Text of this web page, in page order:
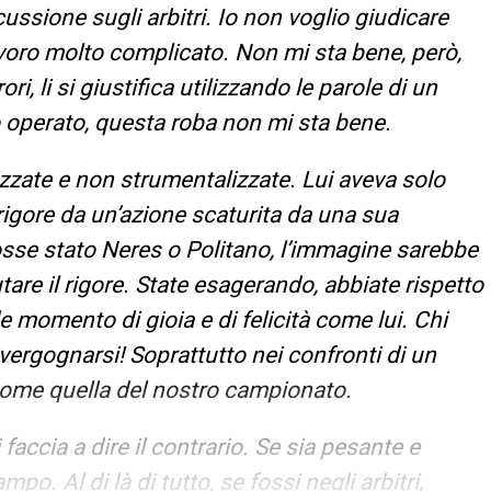
sugli arbitri. Io non voglio giudicare
molto complicato. Non mi sta bene, però,
li si giustifica utilizzando le parole di un
questa roba non mi sta bene.
e non strumentalizzate. Lui aveva solo
da un’azione scaturita da una sua
stato Neres o Politano, l’immagine sarebbe
il rigore. State esagerando, abbiate rispetto
momento di gioia e di felicità come lui. Chi
Soprattutto nei confronti di un
quella del nostro campionato.
a dire il contrario. Se sia pesante e
Al di là di tutto, se fossi negli arbitri,